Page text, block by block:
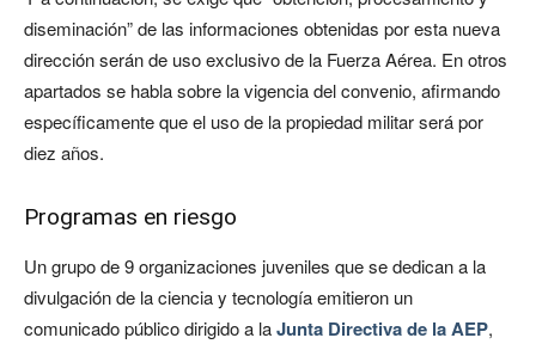
diseminación” de las informaciones obtenidas por esta nueva
dirección serán de uso exclusivo de la Fuerza Aérea. En otros
apartados se habla sobre la vigencia del convenio, afirmando
específicamente que el uso de la propiedad militar será por
diez años.
Programas en riesgo
Un grupo de 9 organizaciones juveniles que se dedican a la
divulgación de la ciencia y tecnología emitieron un
comunicado público dirigido a laJunta Directiva de la AEP,